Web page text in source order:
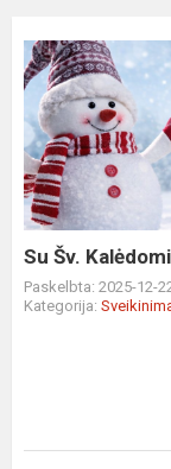
Su
Šv.
Kalėdomis
ir
Naujaisiais
metais!
Su Šv.
Paskelbta: 2025-12-
Kategorija: